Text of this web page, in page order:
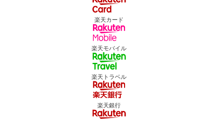
楽天カード
楽天モバイル
楽天トラベル
楽天銀行